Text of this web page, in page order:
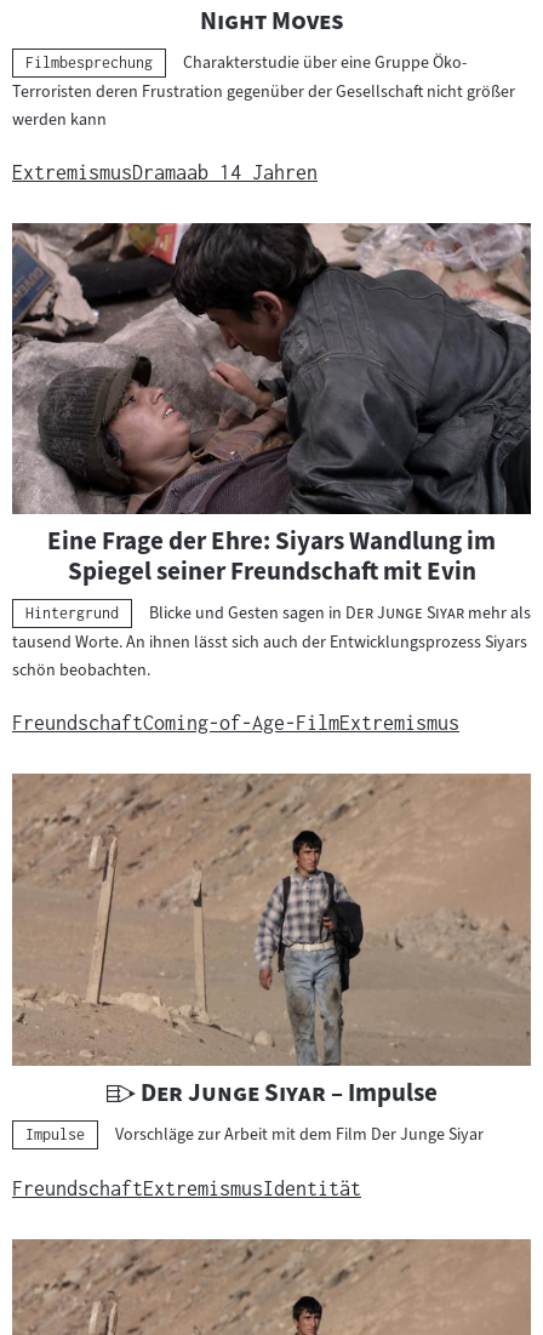
"
Night Moves"
Kategorie:
Filmbesprechung
Charakterstudie über eine Gruppe Öko-
Terroristen deren Frustration gegenüber der Gesellschaft nicht größer
werden kann
ExtremismusDramaab 14 Jahren
Eine Frage der Ehre: Siyars Wandlung im
Spiegel seiner Freundschaft mit Evin
Kategorie:
Hintergrund Blicke und Gesten sagen in "Der Junge Siyar"mehr als
tausend Worte. An ihnen lässt sich auch der Entwicklungsprozess Siyars
schön beobachten.
FreundschaftComing-of-Age-FilmExtremismus
U
e
r
i
c
"
Der Junge Siyar"– Impulse
Kategorie:
Impulse Vorschläge zur Arbeit mit dem Film Der Junge Siyar
FreundschaftExtremismusIdentität